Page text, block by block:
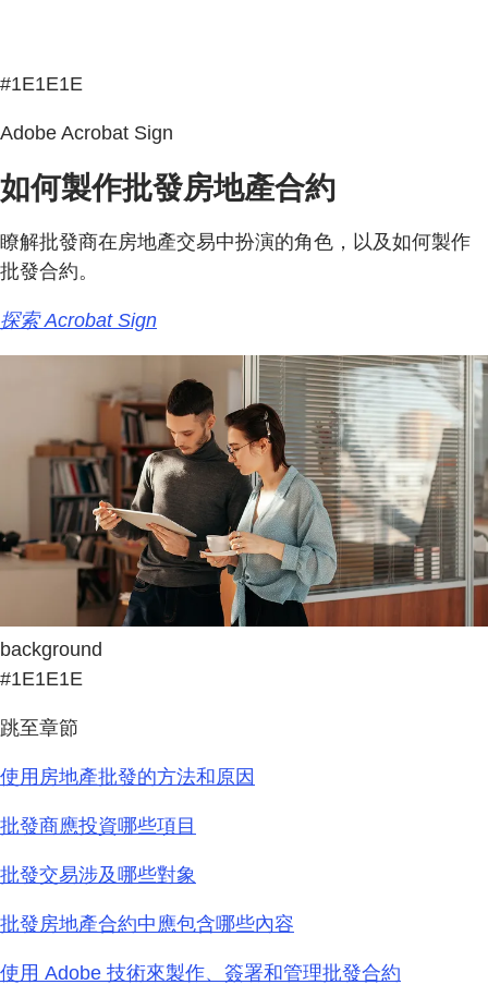
#1E1E1E
Adobe Acrobat Sign
如何製作批發房地產合約
瞭解批發商在房地產交易中扮演的角色，以及如何製作
批發合約。
探索 Acrobat Sign
background
#1E1E1E
跳至章節
使用房地產批發的方法和原因
批發商應投資哪些項目
批發交易涉及哪些對象
批發房地產合約中應包含哪些內容
使用 Adobe 技術來製作、簽署和管理批發合約